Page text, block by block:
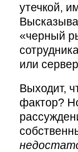
утечкой,
«черный
или
Выходит,
фактор?